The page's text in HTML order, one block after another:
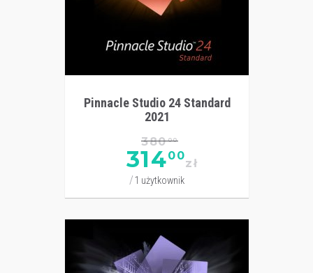
Pinnacle Studio 24 Standard
2021
38000
31400
zł
1 użytkownik